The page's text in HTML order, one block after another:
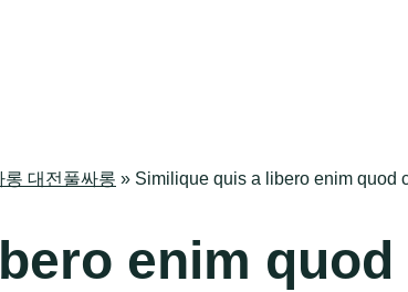
대전풀싸롱 » Similique quis a libero enim quod
enim quod